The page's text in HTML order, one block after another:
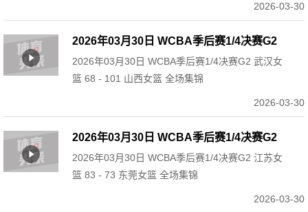
2026-03-30
2026年03月30日 WCBA季后赛1/4决赛G2
武汉女篮 68 - 101 山西女篮 全场集锦
2026年03月30日 WCBA季后赛1/4决赛G2 武汉女
篮 68 - 101 山西女篮 全场集锦
2026-03-30
2026年03月30日 WCBA季后赛1/4决赛G2
江苏女篮 83 - 73 东莞女篮 全场集锦
2026年03月30日 WCBA季后赛1/4决赛G2 江苏女
篮 83 - 73 东莞女篮 全场集锦
2026-03-30